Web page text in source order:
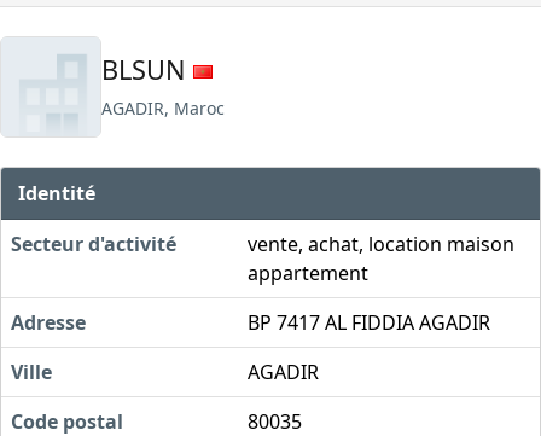
BLSUN
AGADIR, Maroc
Identité
Secteur d'activité
vente, achat, location maison
appartement
Adresse
BP 7417 AL FIDDIA AGADIR
Ville
AGADIR
Code postal
80035